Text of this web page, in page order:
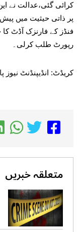
کرائی گئی،عدالت نے
پر ذاتی حیثیت میں
رپورٹ طلب کرلی۔
کریڈٹ: انڈیپنڈنٹ نیوز
متعلقہ خبریں